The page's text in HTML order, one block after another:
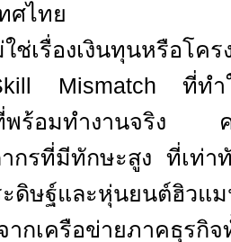
ศไทย
ใช่เรื่องเงินทุนหรือโ
Mismatchที่ทำ
พร้อมทำงานจริง ค
ากรที่มีทักษะสูง ที่เท่า
ดิษฐ์และหุ่นยนต์ฮิวแ
กเครือข่ายภาคธุรกิจ